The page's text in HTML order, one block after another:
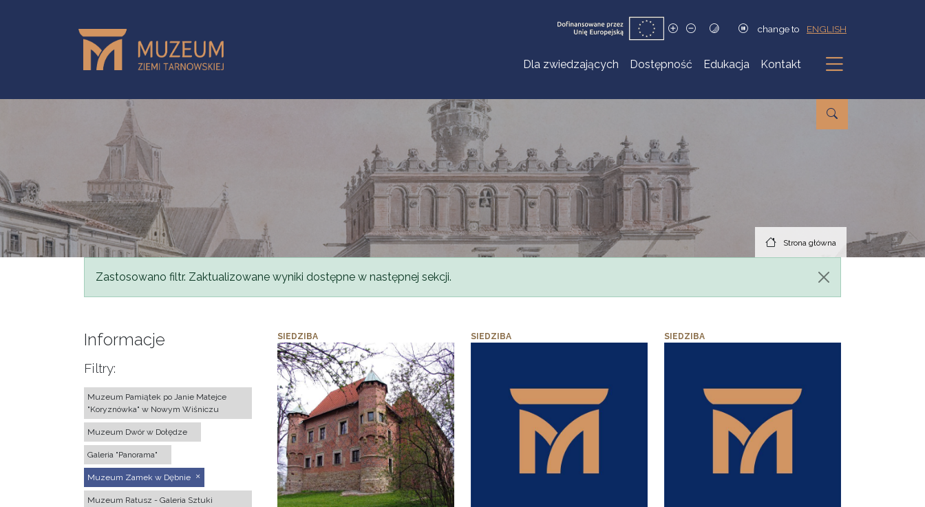
change to ENGLISH
Dla zwiedzających Dostępność Edukacja Kontakt
Podmenu
Strona główna
Komunikat
Zastosowano filtr. Zaktualizowane wyniki dostępne w następnej sekcji.
Informacje
Filtry:
Muzeum Pamiątek po Janie Matejce
"Koryznówka" w Nowym Wiśniczu
Muzeum Dwór w Dołędze
Galeria "Panorama"
Muzeum Zamek w Dębnie
Muzeum Ratusz - Galeria Sztuki
SIEDZIBA SIEDZIBA SIEDZIBA